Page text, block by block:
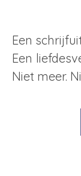
Een schrijfuitdaging. Een six word love story.
Een
Niet meer.